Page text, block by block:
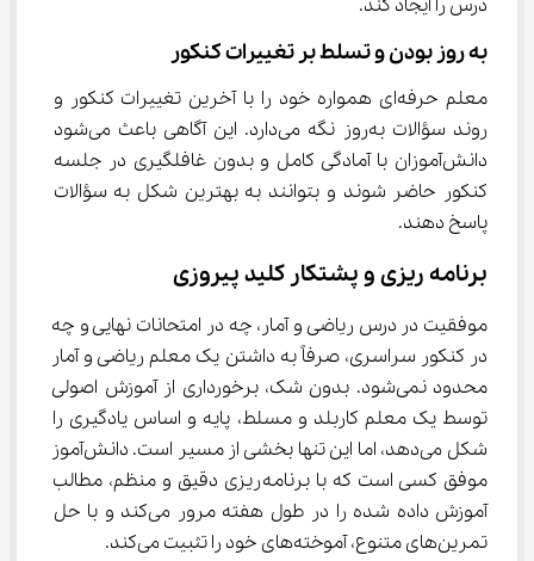
درس را ایجاد کند.
به ‌روز بودن و تسلط بر تغییرات کنکور
معلم حرفه‌ای همواره خود را با آخرین تغییرات کنکور و
روند سؤالات به‌روز نگه می‌دارد. این آگاهی باعث می‌شود
دانش‌آموزان با آمادگی کامل و بدون غافلگیری در جلسه
کنکور حاضر شوند و بتوانند به بهترین شکل به سؤالات
پاسخ دهند.
برنامه‌ ریزی و پشتکار کلید پیروزی
موفقیت در درس ریاضی و آمار، چه در امتحانات نهایی و چه
در کنکور سراسری، صرفاً به داشتن یک معلم ریاضی و آمار
محدود نمی‌شود. بدون شک، برخورداری از آموزش اصولی
توسط یک معلم کاربلد و مسلط، پایه و اساس یادگیری را
شکل می‌دهد، اما این تنها بخشی از مسیر است. دانش‌آموز
موفق کسی است که با برنامه‌ریزی دقیق و منظم، مطالب
آموزش داده شده را در طول هفته مرور می‌کند و با حل
تمرین‌های متنوع، آموخته‌های خود را تثبیت می‌کند.